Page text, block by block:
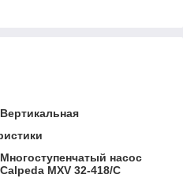
Вертикальная
Многоступенчатый насос
Calpeda MXV 32-418/C